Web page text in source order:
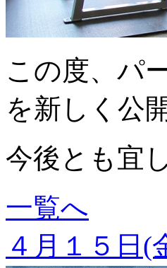
この度、パ
を新しく公
今後とも宜
一覧へ
４月１５日(